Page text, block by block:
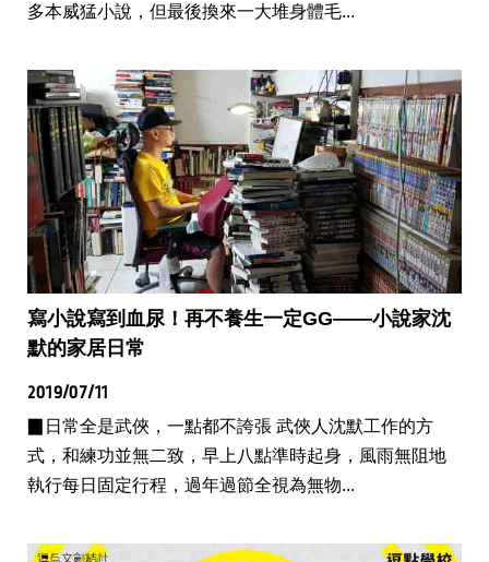
多本威猛小說，但最後換來一大堆身體毛...
寫小說寫到血尿！再不養生一定GG——小說家沈
默的家居日常
2019/07/11
▉日常全是武俠，一點都不誇張 武俠人沈默工作的方
式，和練功並無二致，早上八點準時起身，風雨無阻地
執行每日固定行程，過年過節全視為無物...